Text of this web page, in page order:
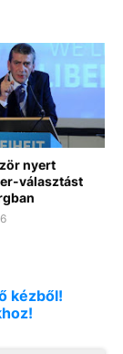
nyert
választást
kézből!